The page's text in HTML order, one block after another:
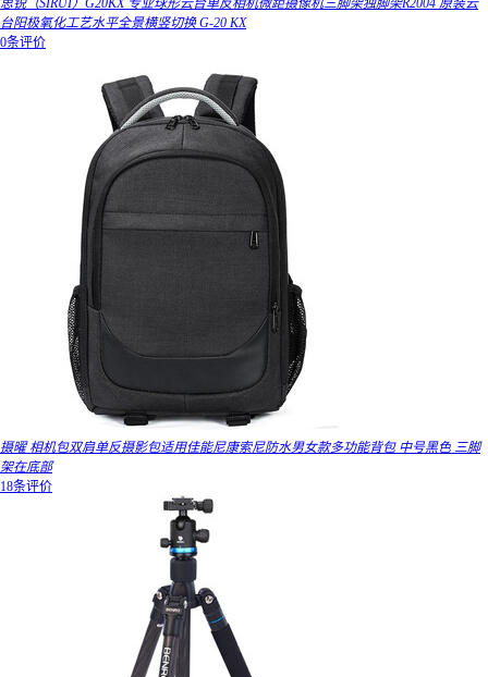
思锐（SIRUI）G20KX 专业球形云台单反相机微距摄像机三脚架独脚架R2004 原装云
台阳极氧化工艺水平全景横竖切换 G-20 KX
0条评价
摄曜 相机包双肩单反摄影包适用佳能尼康索尼防水男女款多功能背包 中号黑色 三脚
架在底部
18条评价